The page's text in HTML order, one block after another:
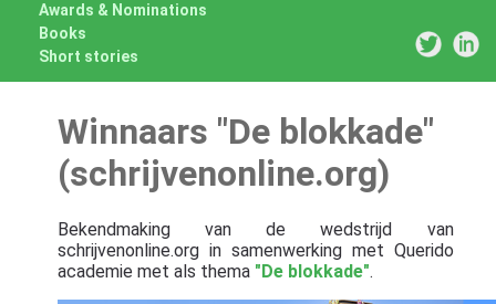
Awards & Nominations
Books
Short stories
Winnaars "De blokkade"
(schrijvenonline.org)
Bekendmaking van de wedstrijd van
schrijvenonline.org in samenwerking met Querido
academie met als thema "De blokkade".